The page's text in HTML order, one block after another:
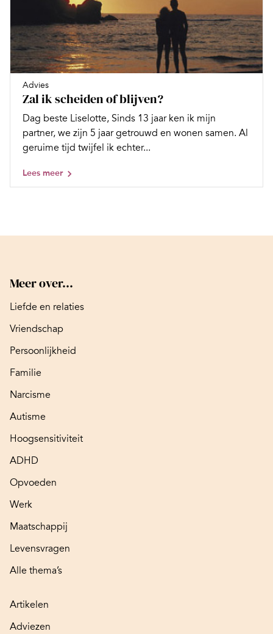
Advies
Zal ik scheiden of blijven?
Dag beste Liselotte, Sinds 13 jaar ken ik mijn
partner, we zijn 5 jaar getrouwd en wonen samen. Al
geruime tijd twijfel ik echter...
Lees meer
Meer over...
Liefde en relaties
Vriendschap
Persoonlijkheid
Familie
Narcisme
Autisme
Hoogsensitiviteit
ADHD
Opvoeden
Werk
Maatschappij
Levensvragen
Alle thema’s
Artikelen
Adviezen